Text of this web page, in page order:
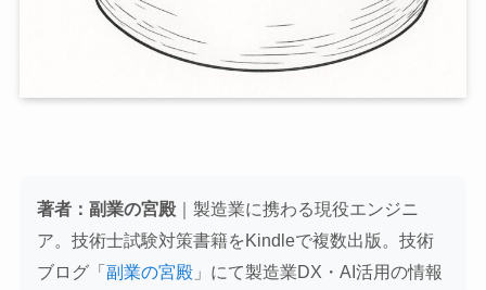
著者：副業の宮殿｜製造業に携わる現役エンジニ
ア。技術士試験対策書籍をKindleで複数出版。技術
ブログ「副業の宮殿 」にて製造業DX・AI活用の情報